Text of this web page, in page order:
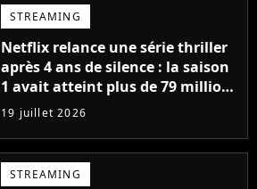
STREAMING
Netflix relance une série thriller
après 4 ans de silence : la saison
1 avait atteint plus de 79 millions
de vues
19 juillet 2026
STREAMING